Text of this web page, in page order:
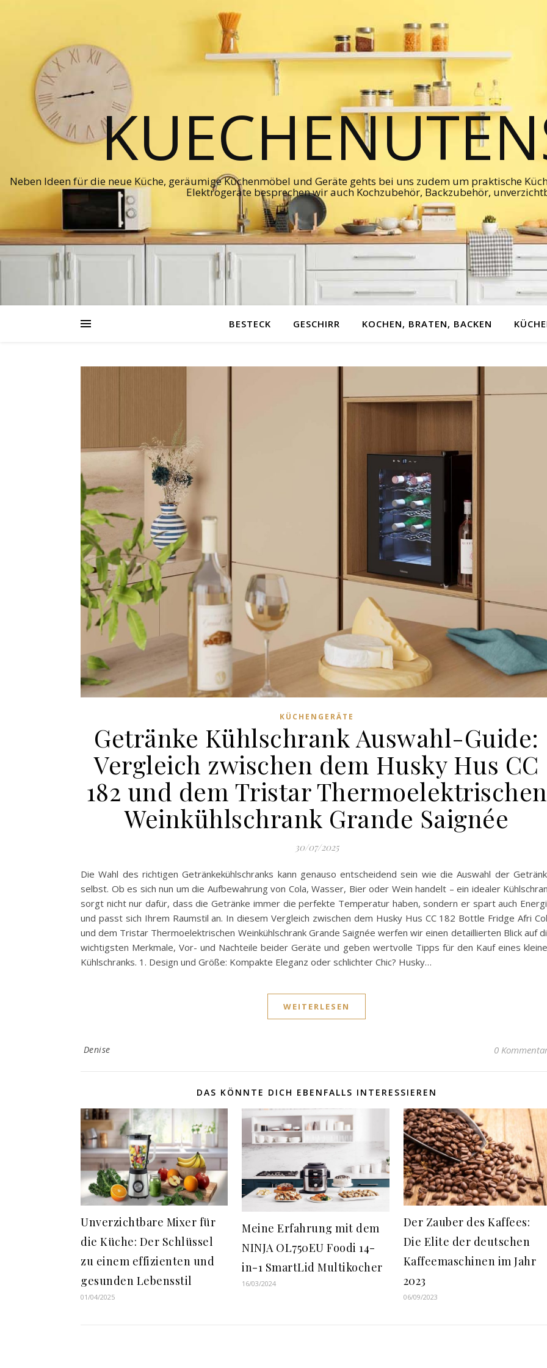
Neben Ideen für die neue Küche, geräumige Küchenmöbel und Geräte gehts bei uns zudem um praktische
Elektrogeräte besprechen wir auch Kochzubehör, Backzubehör,
BESTECK GESCHIRR KOCHEN, BRATEN, BACKEN
KÜCHENGERÄTE
Getränke Kühlschrank Auswahl-Guide:
Vergleich zwischen dem Husky Hus CC
182 und dem Tristar Thermoelektrischen
Weinkühlschrank Grande Saignée
30/07/2025
Die Wahl des richtigen Getränkekühlschranks kann genauso entscheidend sein wie die Auswahl der
selbst. Ob es sich nun um die Aufbewahrung von Cola, Wasser, Bier oder Wein handelt – ein idealer
sorgt nicht nur dafür, dass die Getränke immer die perfekte Temperatur haben, sondern er spart auch
und passt sich Ihrem Raumstil an. In diesem Vergleich zwischen dem Husky Hus CC 182 Bottle Fridge Afri
und dem Tristar Thermoelektrischen Weinkühlschrank Grande Saignée werfen wir einen detaillierten Blick auf
wichtigsten Merkmale, Vor- und Nachteile beider Geräte und geben wertvolle Tipps für den Kauf eines
Kühlschranks. 1. Design und Größe: Kompakte Eleganz oder schlichter Chic? Husky…
WEITERLESEN
Denise 0
DAS KÖNNTE DICH EBENFALLS INTERESSIEREN
Unverzichtbare Mixer für
die Küche: Der Schlüssel
zu einem effizienten und
gesunden Lebensstil
01/04/2025
Meine Erfahrung mit dem
NINJA OL750EU Foodi 14-
in-1 SmartLid Multikocher
16/03/2024
Der Zauber des Kaffees:
Die Elite der deutschen
Kaffeemaschinen im Jahr
2023
06/09/2023